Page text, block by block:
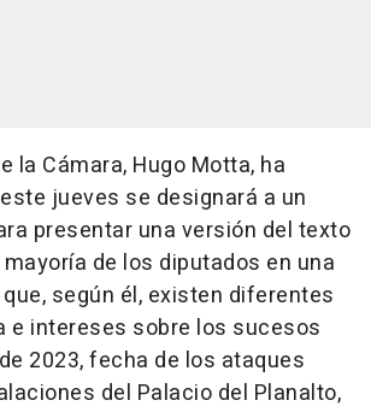
la Cámara, Hugo Motta, ha
jueves se designará a un
presentar una versión del texto
de los diputados en una
según él, existen diferentes
e intereses sobre los sucesos
2023, fecha de los ataques
del Palacio del Planalto,